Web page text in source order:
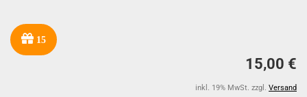
15
15,00 €
inkl. 19% MwSt. zzgl. Versand